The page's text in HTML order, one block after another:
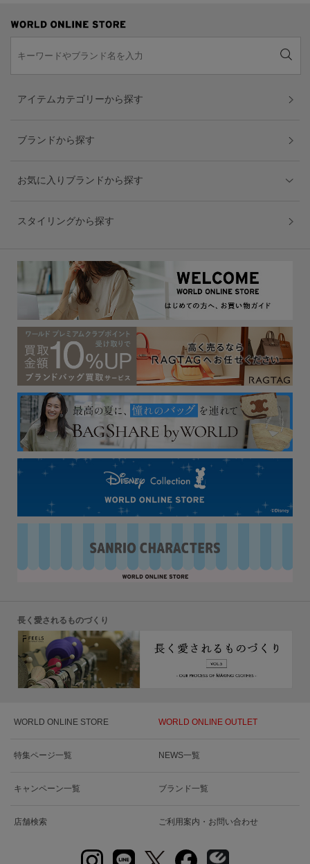
アイテムカテゴリーから探す
ブランドから探す
お気に入りブランドから探す
スタイリングから探す
長く愛されるものづくり
WORLD ONLINE STORE WORLD ONLINE OUTLET
特集ページ一覧 NEWS一覧
キャンペーン一覧 ブランド一覧
店舗検索 ご利用案内・お問い合わせ